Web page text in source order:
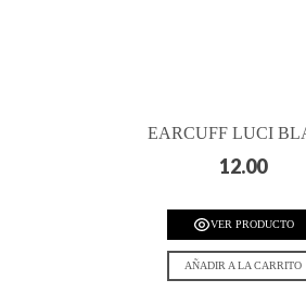
EARCUFF LUCI
12.00
VER PRODUCTO
AÑADIR A LA CARRITO